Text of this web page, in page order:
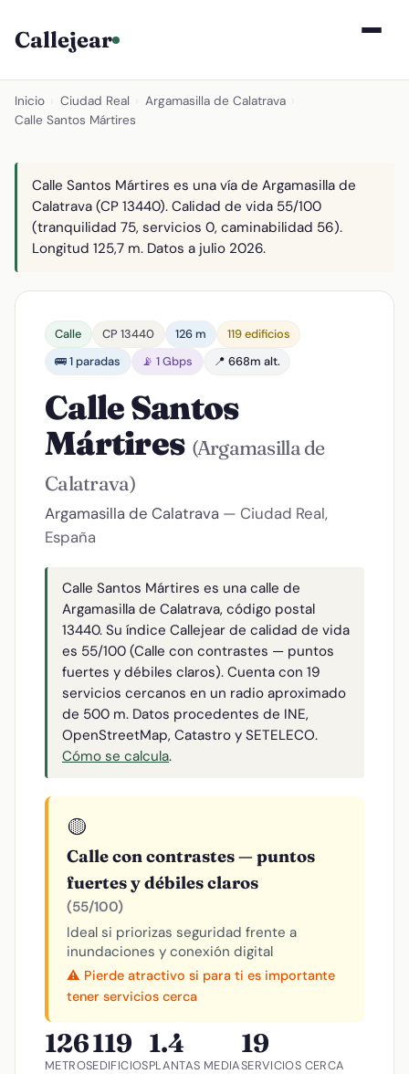
Callejear
Inicio Ciudad Real Argamasilla de Calatrava
Calle Santos Mártires
Calle Santos Mártires es una vía de Argamasilla de
Calatrava (CP 13440). Calidad de vida 55/100
(tranquilidad 75, servicios 0, caminabilidad 56).
Longitud 125,7 m. Datos a julio 2026.
Calle CP 13440 126 m
119 edificios
🚌 1 paradas
📡 1 Gbps 📍 668m alt.
Calle Santos
Mártires (Argamasilla de
Calatrava)
Argamasilla de Calatrava — Ciudad Real,
España
Calle Santos Mártires es una calle de
Argamasilla de Calatrava, código postal
13440. Su índice Callejear de calidad de vida
es 55/100 (Calle con contrastes — puntos
fuertes y débiles claros). Cuenta con 19
servicios cercanos en un radio aproximado
de 500 m. Datos procedentes de INE,
OpenStreetMap, Catastro y SETELECO.
Cómo se calcula.
🟡
Calle con contrastes — puntos
fuertes y débiles claros
(55/100)
Ideal si priorizas seguridad frente a
inundaciones y conexión digital
⚠️ Pierde atractivo si para ti es importante
tener servicios cerca
126
METROS
119
EDIFICIOS
1.4
PLANTAS MEDIA
19
SERVICIOS CERCA